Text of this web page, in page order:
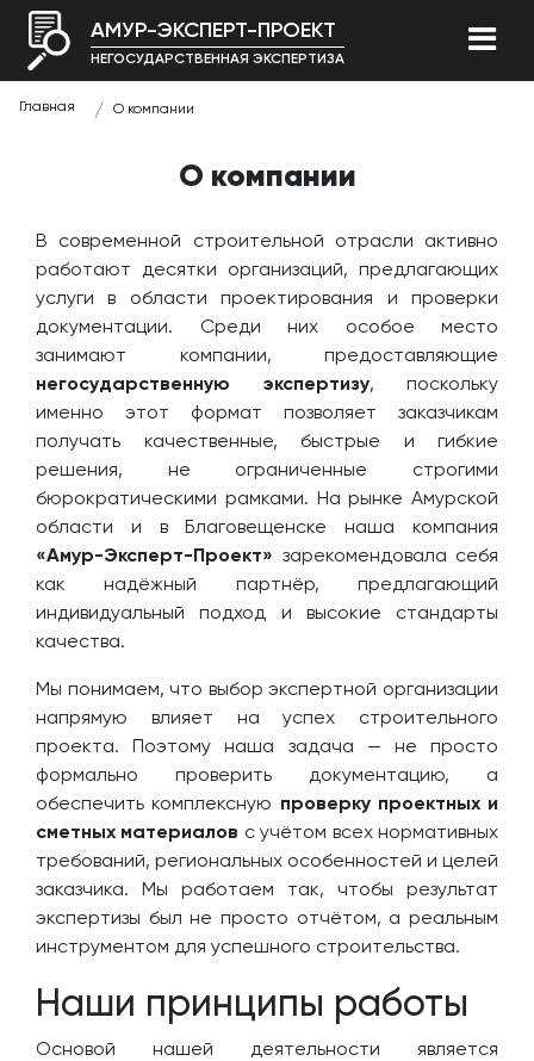
АМУР-ЭКСПЕРТ-ПРОЕКТ
НЕГОСУДАРСТВЕННАЯ ЭКСПЕРТИЗА
Главная О компании
О компании
В современной строительной отрасли активно
работают десятки организаций, предлагающих
услуги в области проектирования и проверки
документации. Среди них особое место
занимают компании, предоставляющие
негосударственную экспертизу, поскольку
именно этот формат позволяет заказчикам
получать качественные, быстрые и гибкие
решения, не ограниченные строгими
бюрократическими рамками. На рынке Амурской
области и в Благовещенске наша компания
«Амур-Эксперт-Проект» зарекомендовала себя
как надёжный партнёр, предлагающий
индивидуальный подход и высокие стандарты
качества.
Мы понимаем, что выбор экспертной организации
напрямую влияет на успех строительного
проекта. Поэтому наша задача — не просто
формально проверить документацию, а
обеспечить комплексную проверку проектных и
сметных материалов с учётом всех нормативных
требований, региональных особенностей и целей
заказчика. Мы работаем так, чтобы результат
экспертизы был не просто отчётом, а реальным
инструментом для успешного строительства.
Наши принципы работы
Основой нашей деятельности является